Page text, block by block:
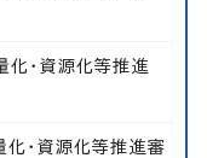
・資源化等推進
・資源化等推進審